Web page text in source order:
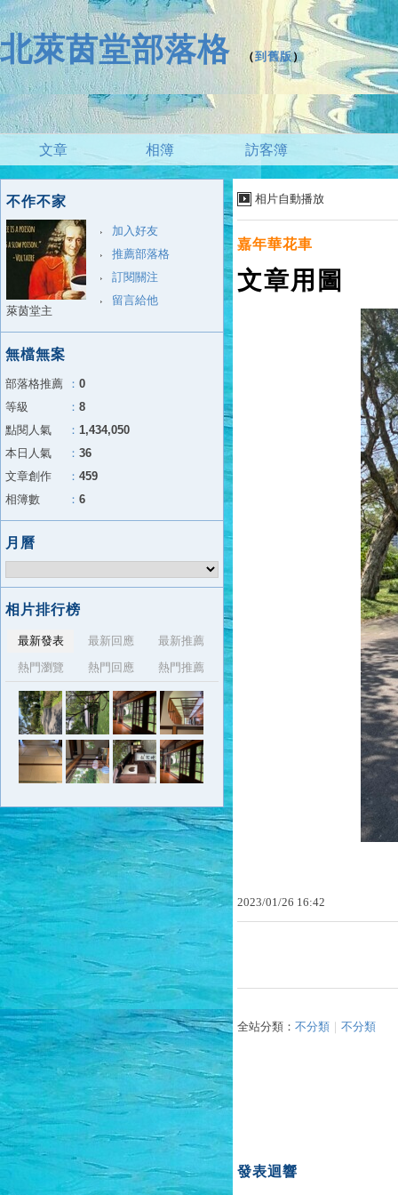
北萊茵堂部落格 （到舊版）
文章 相簿 訪客簿
相片自動播放
嘉年華花車
文章用圖
2023/01/26 16:42
全站分類： 不分類 不分類
發表迴響
不作不家
加入好友
推薦部落格
訂閱關注
留言給他
萊茵堂主
無檔無案
部落格推薦 ： 0
等級
： 8
點閱人氣
： 1,434,050
本日人氣
： 36
文章創作
： 459
相簿數
： 6
月曆
相片排行榜
最新發表 最新回應
最新推薦
熱門瀏覽
熱門回應 熱門推薦